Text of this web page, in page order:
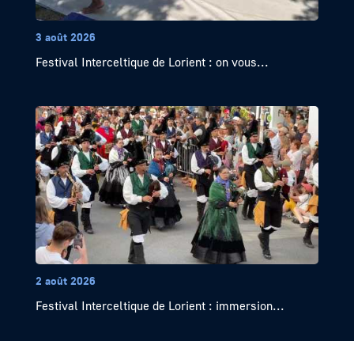
3 août 2026
Festival Interceltique de Lorient : on vous...
2 août 2026
Festival Interceltique de Lorient : immersion...